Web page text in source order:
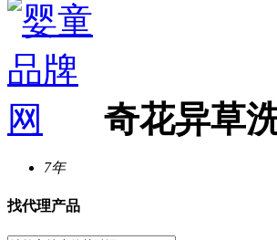
奇花异草
7年
找代理产品